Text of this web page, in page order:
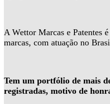
A Wettor Marcas e Patentes
marcas, com atuação no
Tem um portfólio de mais
registradas, motivo de